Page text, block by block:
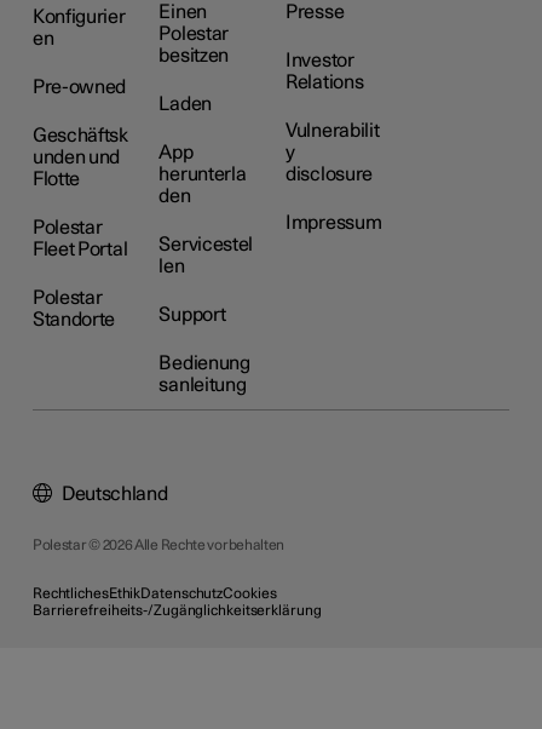
Konfigurier
en
Pre-owned
Geschäftsk
unden und
Flotte
Polestar
Fleet Portal
Polestar
Standorte
Einen
Polestar
besitzen
Laden
App
herunterla
den
Servicestel
len
Support
Bedienung
sanleitung
Presse
Investor
Relations
Vulnerabilit
y
disclosure
Impressum
Polestar © 2026 Alle Rechte vorbehalten
RechtlichesEthikDatenschutzCookies
Barrierefreiheits-/Zugänglichkeitserklärung
Deutschland